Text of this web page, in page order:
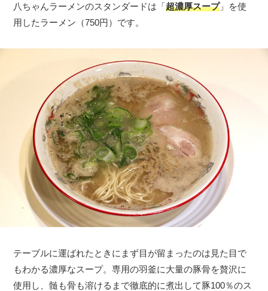
八ちゃんラーメンのスタンダードは「超濃厚スープ」を使
用したラーメン（750円）です。
テーブルに運ばれたときにまず目が留まったのは見た目で
もわかる濃厚なスープ。専用の羽釜に大量の豚骨を贅沢に
使用し、髄も骨も溶けるまで徹底的に煮出して豚100％のス